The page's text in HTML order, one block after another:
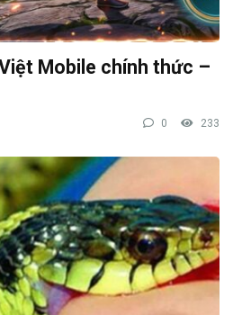
Mobile chính thức –
0 233